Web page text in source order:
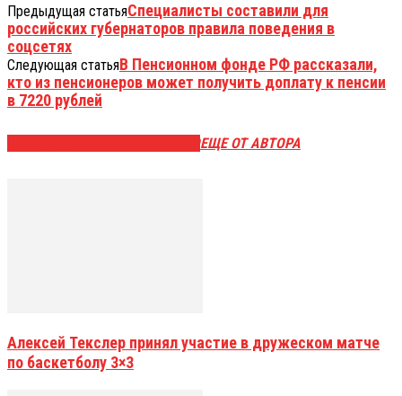
Предыдущая статьяСпециалисты составили для
российских губернаторов правила поведения в
соцсетях
Следующая статьяВ Пенсионном фонде РФ рассказали,
кто из пенсионеров может получить доплату к пенсии
в 7220 рублей
ЕЩЕ ОТ АВТОРА
Алексей Текслер принял участие в дружеском матче
по баскетболу 3×3